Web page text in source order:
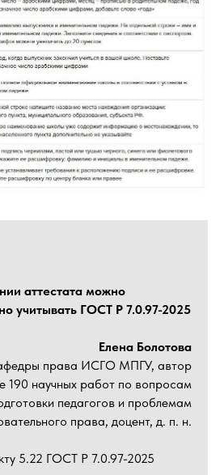
аттестата можно
учитывать ГОСТ Р 7.0.97-2025
Елена Болотова
права ИСГО МПГУ, автор
190 научных работ по вопросам
педагогов и проблемам
права, доцент, д. п. н.
5.22 ГОСТ Р 7.0.97-2025